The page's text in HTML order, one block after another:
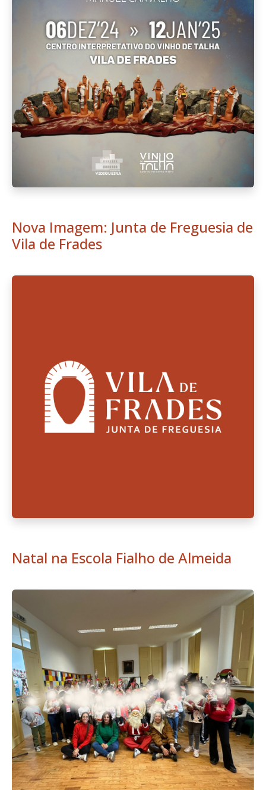
Nova Imagem: Junta de Freguesia de
Vila de Frades
Natal na Escola Fialho de Almeida